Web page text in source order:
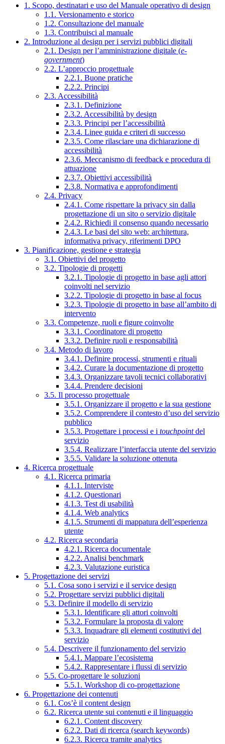
1. Scopo, destinatari e uso del Manuale operativo di design
1.1. Versionamento e storico
1.2. Consultazione del manuale
1.3. Contribuisci al manuale
2. Introduzione al design per i servizi pubblici digitali
2.1. Design per l’amministrazione digitale (e-
government)
2.2. L’approccio progettuale
2.2.1. Buone pratiche
2.2.2. Principi
2.3. Accessibilità
2.3.1. Definizione
2.3.2. Accessibilità by design
2.3.3. Principi per l’accessibilità
2.3.4. Linee guida e criteri di successo
2.3.5. Come rilasciare una dichiarazione di
accessibilità
2.3.6. Meccanismo di feedback e procedura di
attuazione
2.3.7. Obiettivi accessibilità
2.3.8. Normativa e approfondimenti
2.4. Privacy
2.4.1. Come rispettare la privacy sin dalla
progettazione di un sito o servizio digitale
2.4.2. Richiedi il consenso quando necessario
2.4.3. Le basi del sito web: architettura,
informativa privacy, riferimenti DPO
3. Pianificazione, gestione e strategia
3.1. Obiettivi del progetto
3.2. Tipologie di progetti
3.2.1. Tipologie di progetto in base agli attori
coinvolti nel servizio
3.2.2. Tipologie di progetto in base al focus
3.2.3. Tipologie di progetto in base all’ambito di
intervento
3.3. Competenze, ruoli e figure coinvolte
3.3.1. Coordinatore di progetto
3.3.2. Definire ruoli e responsabilità
3.4. Metodo di lavoro
3.4.1. Definire processi, strumenti e rituali
3.4.2. Curare la documentazione di progetto
3.4.3. Organizzare tavoli tecnici collaborativi
3.4.4. Prendere decisioni
3.5. Il processo progettuale
3.5.1. Organizzare il progetto e la sua gestione
3.5.2. Comprendere il contesto d’uso del servizio
pubblico
3.5.3. Progettare i processi e i touchpointdel
servizio
3.5.4. Realizzare l’interfaccia utente del servizio
3.5.5. Validare la soluzione ottenuta
4. Ricerca progettuale
4.1. Ricerca primaria
4.1.1. Interviste
4.1.2. Questionari
4.1.3. Test di usabilità
4.1.4. Web analytics
4.1.5. Strumenti di mappatura dell’esperienza
utente
4.2. Ricerca secondaria
4.2.1. Ricerca documentale
4.2.2. Analisi benchmark
4.2.3. Valutazione euristica
5. Progettazione dei servizi
5.1. Cosa sono i servizi e il service design
5.2. Progettare servizi pubblici digitali
5.3. Definire il modello di servizio
5.3.1. Identificare gli attori coinvolti
5.3.2. Formulare la proposta di valore
5.3.3. Inquadrare gli elementi costitutivi del
servizio
5.4. Descrivere il funzionamento del servizio
5.4.1. Mappare l’ecosistema
5.4.2. Rappresentare i flussi di servizio
5.5. Co-progettare le soluzioni
5.5.1. Workshop di co-progettazione
6. Progettazione dei contenuti
6.1. Cos’è il content design
6.2. Ricerca utente sui contenuti e il linguaggio
6.2.1. Content discovery
6.2.2. Dati di ricerca (search keywords)
6.2.3. Ricerca tramite analytics